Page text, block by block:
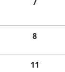
8
11